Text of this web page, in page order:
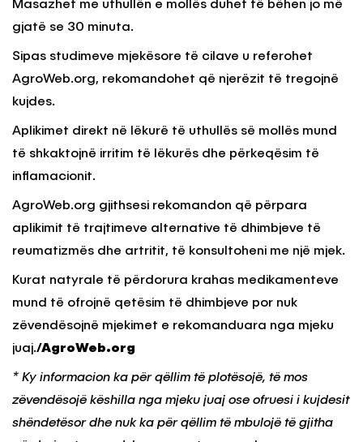
Masazhet me uthullën e mollës duhet të bëhen jo më
gjatë se 30 minuta.
Sipas studimeve mjekësore të cilave u referohet
AgroWeb.org, rekomandohet që njerëzit të tregojnë
kujdes.
Aplikimet direkt në lëkurë të uthullës së mollës mund
të shkaktojnë irritim të lëkurës dhe përkeqësim të
inflamacionit.
AgroWeb.org gjithsesi rekomandon që përpara
aplikimit të trajtimeve alternative të dhimbjeve të
reumatizmës dhe artritit, të konsultoheni me një mjek.
Kurat natyrale të përdorura krahas medikamenteve
mund të ofrojnë qetësim të dhimbjeve por nuk
zëvendësojnë mjekimet e rekomanduara nga mjeku
juaj./AgroWeb.org
* Ky informacion ka për qëllim të plotësojë, të mos
zëvendësojë këshilla nga mjeku juaj ose ofruesi i kujdesit
shëndetësor dhe nuk ka për qëllim të mbulojë të gjitha